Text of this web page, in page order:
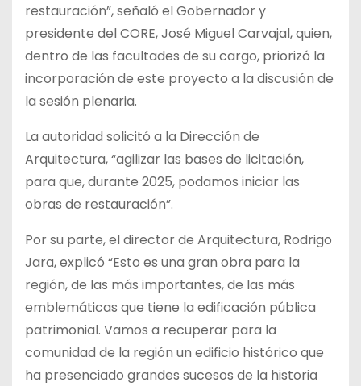
restauración”, señaló el Gobernador y
presidente del CORE, José Miguel Carvajal, quien,
dentro de las facultades de su cargo, priorizó la
incorporación de este proyecto a la discusión de
la sesión plenaria.
La autoridad solicitó a la Dirección de
Arquitectura, “agilizar las bases de licitación,
para que, durante 2025, podamos iniciar las
obras de restauración”.
Por su parte, el director de Arquitectura, Rodrigo
Jara, explicó “Esto es una gran obra para la
región, de las más importantes, de las más
emblemáticas que tiene la edificación pública
patrimonial. Vamos a recuperar para la
comunidad de la región un edificio histórico que
ha presenciado grandes sucesos de la historia